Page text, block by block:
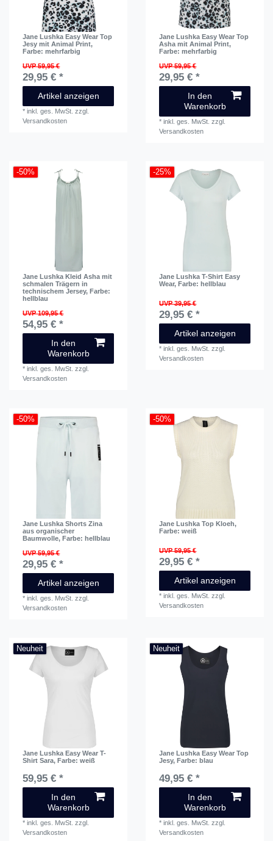
Jane Lushka Easy Wear Top
Jesy mit Animal Print,
Farbe: mehrfarbig
UVP 59,95 €
29,95 € *
Artikel anzeigen
*inkl. ges. MwSt. zzgl.
Versandkosten
Jane Lushka Easy Wear Top
Asha mit Animal Print,
Farbe: mehrfarbig
UVP 59,95 €
29,95 € *
In den
Warenkorb
*inkl. ges. MwSt. zzgl.
Versandkosten
-50%
Jane Lushka Kleid Asha mit
schmalen Trägern in
technischem Jersey, Farbe:
hellblau
UVP 109,95 €
54,95 € *
In den
Warenkorb
*inkl. ges. MwSt. zzgl.
Versandkosten
-25%
Jane Lushka T-Shirt Easy
Wear, Farbe: hellblau
UVP 39,95 €
29,95 € *
Artikel anzeigen
*inkl. ges. MwSt. zzgl.
Versandkosten
-50%
Jane Lushka Shorts Zina
aus organischer
Baumwolle, Farbe: hellblau
UVP 59,95 €
29,95 € *
Artikel anzeigen
*inkl. ges. MwSt. zzgl.
Versandkosten
-50%
Jane Lushka Top Kloeh,
Farbe: weiß
UVP 59,95 €
29,95 € *
Artikel anzeigen
*inkl. ges. MwSt. zzgl.
Versandkosten
Neuheit
Jane Lushka Easy Wear T-
Shirt Sara, Farbe: weiß
59,95 € *
In den
Warenkorb
*inkl. ges. MwSt. zzgl.
Versandkosten
Neuheit
Jane Lushka Easy Wear Top
Jesy, Farbe: blau
49,95 € *
In den
Warenkorb
*inkl. ges. MwSt. zzgl.
Versandkosten